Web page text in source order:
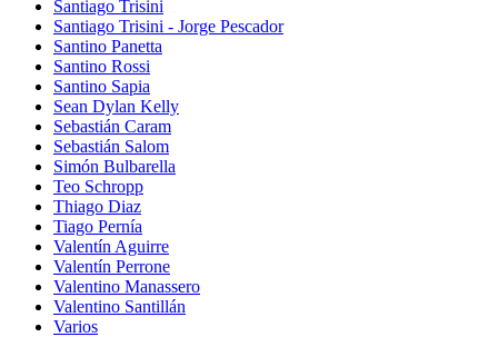
Santiago Trisini
Santiago Trisini - Jorge Pescador
Santino Panetta
Santino Rossi
Santino Sapia
Sean Dylan Kelly
Sebastián Caram
Sebastián Salom
Simón Bulbarella
Teo Schropp
Thiago Diaz
Tiago Pernía
Valentín Aguirre
Valentín Perrone
Valentino Manassero
Valentino Santillán
Varios